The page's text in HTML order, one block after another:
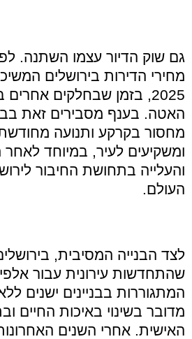
גם שוק הדיור עצמו השתנה.
מחירי הדירות בירושלים
2025,
בזמן שבחלקים אחרים
האטה. בענף מסבירים זאת
מחסור בקרקע ותנועה
ומשקיעים לעיר, במיוחד
והעלייה בתחושת החיבור
העולם.
לצד הבנייה המסיבית,
שהתחדשות עירונית עבור
המתגוררות בבניינים ישנים
מדובר בשינוי באיכות החיים
האישית. אחרי השנים